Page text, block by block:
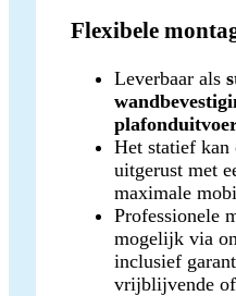
Flexibele
Leverbaar als
Het statief kan
uitgerust met
maximale
Professionele
mogelijk via
inclusief
vrijblijvende